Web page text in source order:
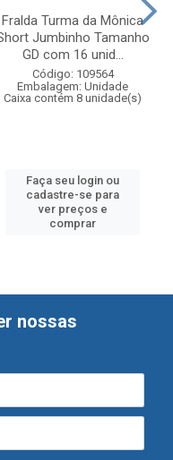
Fralda Turma da Mônica
Jumbinho Tamanho
GD com 16 unid...
Código: 109564
Embalagem: Unidade
Caixa contém 8 unidade(s)
Faça seu login ou
cadastre-se para
ver preços e
comprar
nossas